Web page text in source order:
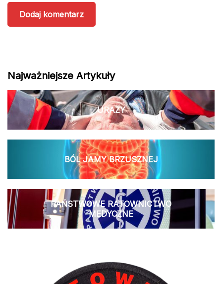
Najważniejsze Artykuły
URAZY
BÓL JAMY BRZUSZNEJ
PAŃSTWOWE RATOWNICTWO
MEDYCZNE